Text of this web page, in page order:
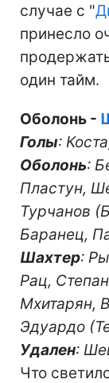
случае с "
принесло
один тайм.
Оболонь -
Голы:
Оболонь:
Пластун,
Турчанов
Баранец,
Шахтер:
Рац,
Мхитарян,
Эдуардо
Удален:
Что